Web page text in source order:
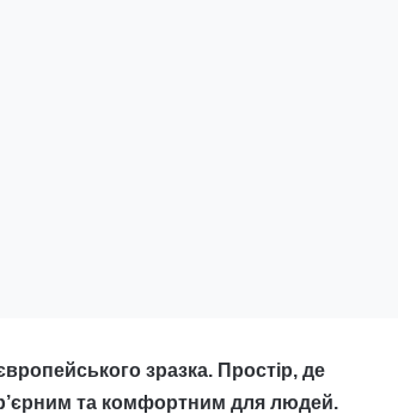
зразка. Простір, де
та комфортним для людей.